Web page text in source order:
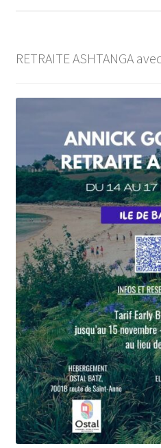
RETRAITE ASHTANGA